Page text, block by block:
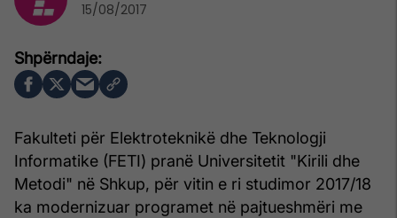
Fakulteti për Elektroteknikë dhe Teknologji
Informatike (FETI) pranë Universitetit "Kirili dhe
Metodi" në Shkup, për vitin e ri studimor 2017/18
ka modernizuar programet në pajtueshmëri me
15/08/2017